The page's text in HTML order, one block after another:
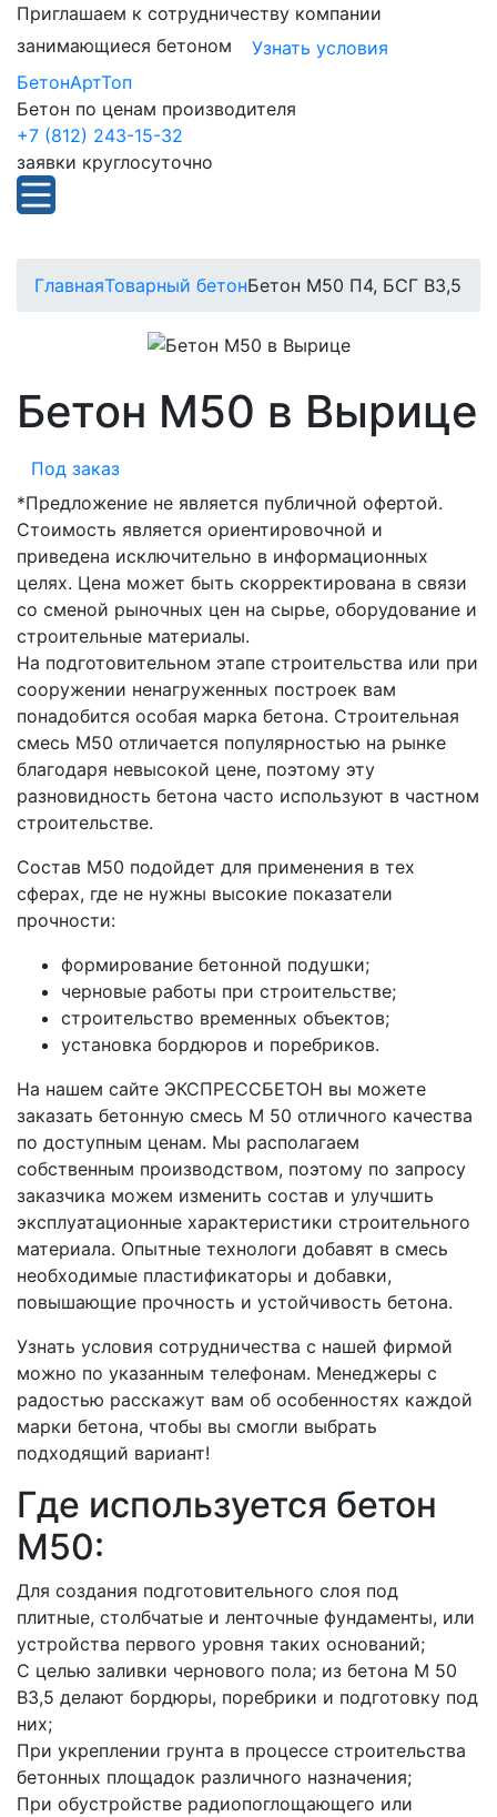
Приглашаем к сотрудничеству компании
занимающиеся бетоном
Узнать условия
БетонАртТоп
Бетон по ценам производителя
+7 (812) 243-15-32
заявки круглосуточно
ГлавнаяТоварный бетонБетон М50 П4, БСГ В3,5
Бетон М50 в Вырице
Под заказ
*Предложение не является публичной офертой.
Стоимость является ориентировочной и
приведена исключительно в информационных
целях. Цена может быть скорректирована в связи
со сменой рыночных цен на сырье, оборудование и
строительные материалы.
На подготовительном этапе строительства или при
сооружении ненагруженных построек вам
понадобится особая марка бетона. Строительная
смесь М50 отличается популярностью на рынке
благодаря невысокой цене, поэтому эту
разновидность бетона часто используют в частном
строительстве.
Состав М50 подойдет для применения в тех
сферах, где не нужны высокие показатели
прочности:
формирование бетонной подушки;
черновые работы при строительстве;
строительство временных объектов;
установка бордюров и поребриков.
На нашем сайте ЭКСПРЕССБЕТОН вы можете
заказать бетонную смесь М 50 отличного качества
по доступным ценам. Мы располагаем
собственным производством, поэтому по запросу
заказчика можем изменить состав и улучшить
эксплуатационные характеристики строительного
материала. Опытные технологи добавят в смесь
необходимые пластификаторы и добавки,
повышающие прочность и устойчивость бетона.
Узнать условия сотрудничества с нашей фирмой
можно по указанным телефонам. Менеджеры с
радостью расскажут вам об особенностях каждой
марки бетона, чтобы вы смогли выбрать
подходящий вариант!
Где используется бетон
M50:
Для создания подготовительного слоя под
плитные, столбчатые и ленточные фундаменты, или
устройства первого уровня таких оснований;
С целью заливки чернового пола; из бетона M 50
B3,5 делают бордюры, поребрики и подготовку под
них;
При укреплении грунта в процессе строительства
бетонных площадок различного назначения;
При обустройстве радиопоглощающего или